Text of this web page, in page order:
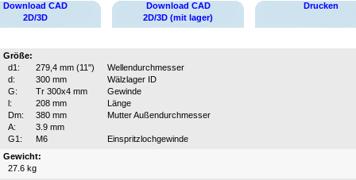
Download CAD
2D/3D
Download CAD
2D/3D (mit lager)
Drucken
Größe:
d1:
279,4 mm (11")
Wellendurchmesser
d:
300 mm
Wälzlager ID
G:
Tr 300x4 mm
Gewinde
l:
208 mm
Länge
Dm:
380 mm
Mutter Außendurchmesser
A:
3.9 mm
G1:
M6
Einspritzlochgewinde
Gewicht:
27.6 kg